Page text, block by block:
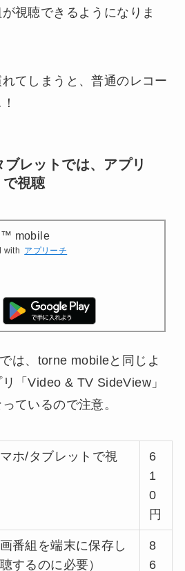
視聴できるようになりま
てしまうと、普通のレコー
レットでは、アプリ
視聴
mobile
with アプリーチ
は、torne mobileと同じよ
「Video & TV SideView」
ているので注意。
ホ/タブレットで視
6
1
0
円
番組を端末に保存し
するのに必要）
8
6